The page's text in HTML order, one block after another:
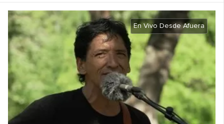
En Vivo Desde Afuera